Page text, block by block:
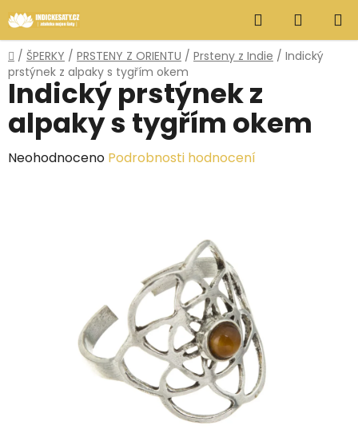
na
obsah
Hledat
KOŠÍK
Domů
/ ŠPERKY / PRSTENY Z ORIENTU / Prsteny z Indie / Indický
prstýnek z alpaky s tygřím okem
Indický prstýnek z
alpaky s tygřím okem
Průměrné
Neohodnoceno Podrobnosti hodnocení